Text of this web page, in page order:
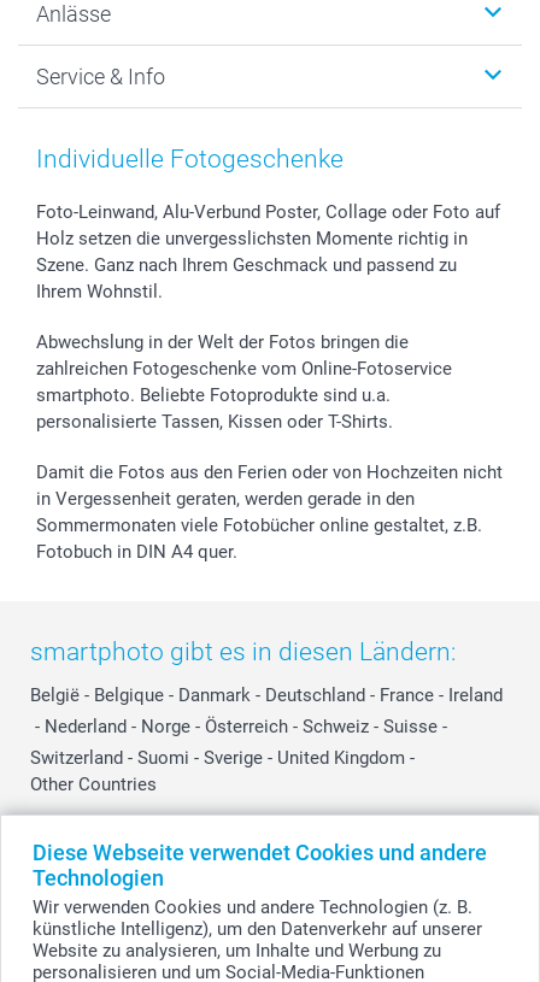
Diese Webseite verwendet Cookies und andere
Technologien
Wir verwenden Cookies und andere Technologien (z. B.
künstliche Intelligenz), um den Datenverkehr auf unserer
Website zu analysieren, um Inhalte und Werbung zu
personalisieren und um Social-Media-Funktionen
MyNameBook
Fotoabzüge, Fotos als Buch & Poster
Zubehör & Material
Sticker & Etiketten
Geschenk-Gutscheine (PDF)
Warum smartphoto
Datenschutz
AGB
Presse
Partnerprogramme
Investor Relations
Widerrufsrecht
Anlässe
Neujahr
Muttertag
Kommunion & Konfirmation
Hochzeit
Geburtstag
Zu allen Anlässen
Service & Info
Preise und Versandkosten
48h Lieferung
Zahlungsmöglichkeiten
Anmelden /Registrieren
Status der Bestellung
smartfriends
smartgarantie
smartbonus
Individuelle Fotogeschenke
Foto-Leinwand, Alu-Verbund Poster, Collage oder Foto auf
Holz setzen die unvergesslichsten Momente richtig in
Szene. Ganz nach Ihrem Geschmack und passend zu
Ihrem Wohnstil.
Abwechslung in der Welt der Fotos bringen die
zahlreichen Fotogeschenke vom Online-Fotoservice
smartphoto. Beliebte Fotoprodukte sind u.a.
personalisierte Tassen, Kissen oder T-Shirts.
Damit die Fotos aus den Ferien oder von Hochzeiten nicht
in Vergessenheit geraten, werden gerade in den
Sommermonaten viele Fotobücher online gestaltet, z.B.
Fotobuch in DIN A4 quer.
smartphoto gibt es in diesen Ländern:
België - Belgique - Danmark - Deutschland - France - Ireland
- Nederland - Norge - Österreich - Schweiz - Suisse -
Switzerland - Suomi - Sverige - United Kingdom -
Other Countries
© smartphoto Group. Alle Rechte vorbehalten.
Alle Preise verstehen sich in Schweizer Franken (CHF) inkl. MwSt. und zzgl.